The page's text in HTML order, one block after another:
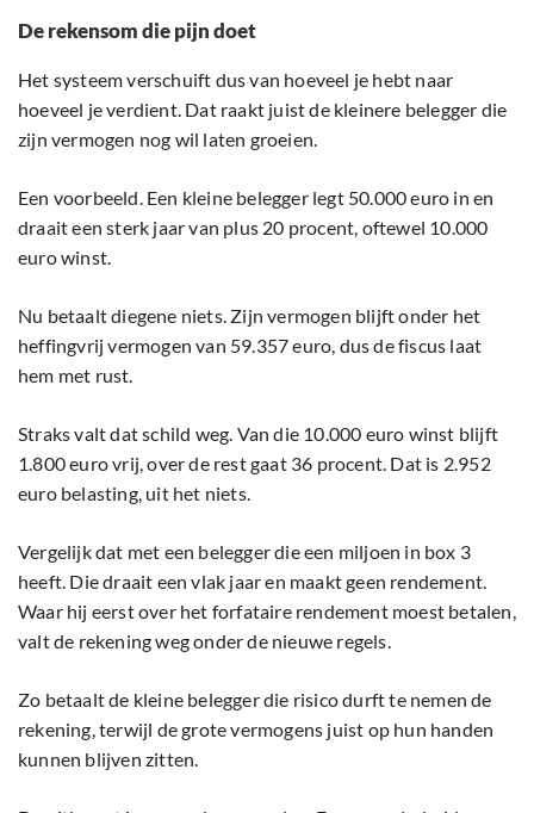
De rekensom die pijn doet
Het systeem verschuift dus van hoeveel je hebt naar
hoeveel je verdient. Dat raakt juist de kleinere belegger die
zijn vermogen nog wil laten groeien.
Een voorbeeld. Een kleine belegger legt 50.000 euro in en
draait een sterk jaar van plus 20 procent, oftewel 10.000
euro winst.
Nu betaalt diegene niets. Zijn vermogen blijft onder het
heffingvrij vermogen van 59.357 euro, dus de fiscus laat
hem met rust.
Straks valt dat schild weg. Van die 10.000 euro winst blijft
1.800 euro vrij, over de rest gaat 36 procent. Dat is 2.952
euro belasting, uit het niets.
Vergelijk dat met een belegger die een miljoen in box 3
heeft. Die draait een vlak jaar en maakt geen rendement.
Waar hij eerst over het forfataire rendement moest betalen,
valt de rekening weg onder de nieuwe regels.
Zo betaalt de kleine belegger die risico durft te nemen de
rekening, terwijl de grote vermogens juist op hun handen
kunnen blijven zitten.